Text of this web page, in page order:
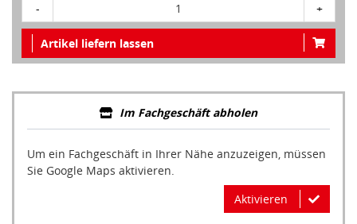
- 1 +
Artikel liefern lassen
Im Fachgeschäft abholen
Um ein Fachgeschäft in Ihrer Nähe anzuzeigen, müssen
Sie Google Maps aktivieren.
Aktivieren